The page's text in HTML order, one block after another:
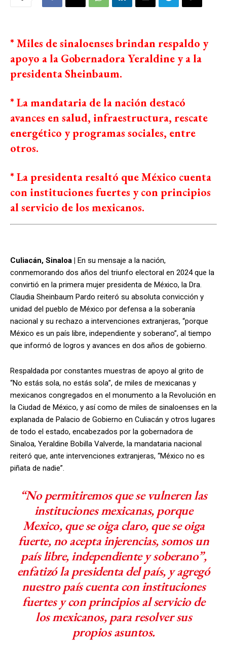
* Miles de sinaloenses brindan respaldo y
apoyo a la Gobernadora Yeraldine y a la
presidenta Sheinbaum.
* La mandataria de la nación destacó
avances en salud, infraestructura, rescate
energético y programas sociales, entre
otros.
* La presidenta resaltó que México cuenta
con instituciones fuertes y con principios
al servicio de los mexicanos.
Culiacán, Sinaloa | En su mensaje a la nación,
conmemorando dos años del triunfo electoral en 2024 que la
convirtió en la primera mujer presidenta de México, la Dra.
Claudia Sheinbaum Pardo reiteró su absoluta convicción y
unidad del pueblo de México por defensa a la soberanía
nacional y su rechazo a intervenciones extranjeras, “porque
México es un país libre, independiente y soberano”, al tiempo
que informó de logros y avances en dos años de gobierno.
Respaldada por constantes muestras de apoyo al grito de
“No estás sola, no estás sola”, de miles de mexicanas y
mexicanos congregados en el monumento a la Revolución en
la Ciudad de México, y así como de miles de sinaloenses en la
explanada de Palacio de Gobierno en Culiacán y otros lugares
de todo el estado, encabezados por la gobernadora de
Sinaloa, Yeraldine Bobilla Valverde, la mandataria nacional
reiteró que, ante intervenciones extranjeras, “México no es
piñata de nadie”.
“No permitiremos que se vulneren las
instituciones mexicanas, porque
Mexico, que se oiga claro, que se oiga
fuerte, no acepta injerencias, somos un
país libre, independiente y soberano”,
enfatizó la presidenta del país, y agregó
nuestro país cuenta con instituciones
fuertes y con principios al servicio de
los mexicanos, para resolver sus
propios asuntos.